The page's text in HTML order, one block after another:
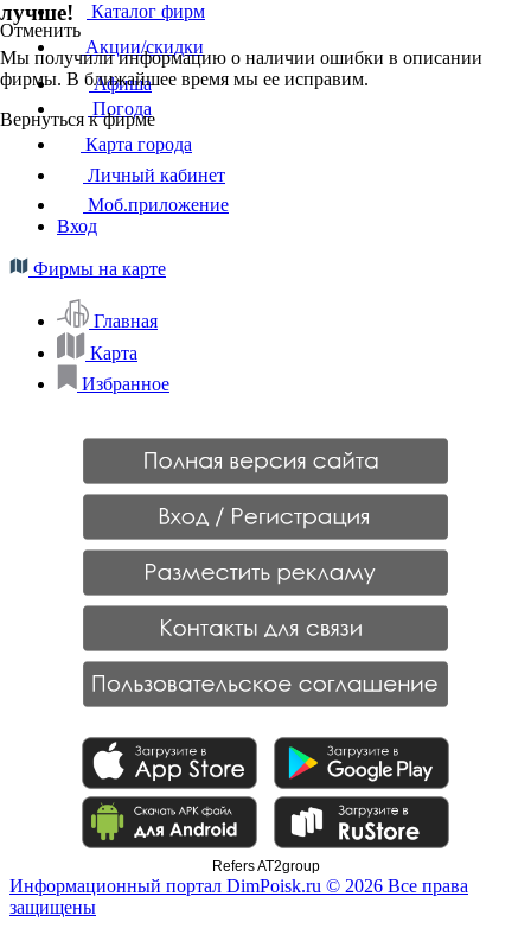
Отменить
лучше!
Мы получили информацию о наличии ошибки в описании
фирмы. В ближайшее время мы ее исправим.
Вернуться к фирме
Каталог фирм
Акции/скидки
Афиша
Погода
Карта города
Личный кабинет
Моб.приложение
Вход
Фирмы на карте
Главная
Карта
Избранное
Refers AT2group
Информационный портал DimPoisk.ru © 2026 Все права
защищены